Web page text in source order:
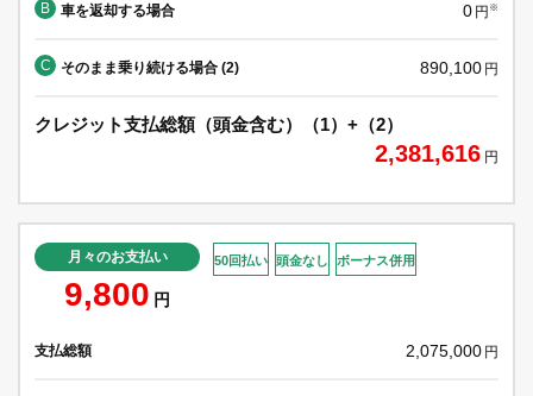
B 車を返却する場合 0 円 ※
C そのまま乗り続ける場合 (2) 890,100 円
クレジット支払総額（頭金含む）（1）+（2）
2,381,616 円
月々のお支払い
9,800 円
50回払い 頭金なし ボーナス併用
支払総額 2,075,000 円